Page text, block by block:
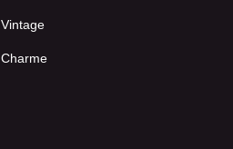
Vintage
Charme